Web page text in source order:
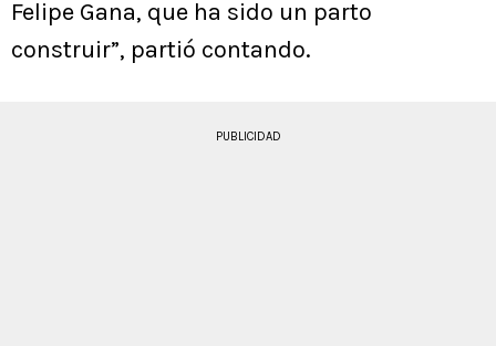
Felipe Gana, que ha sido un parto
construir”, partió contando.
PUBLICIDAD